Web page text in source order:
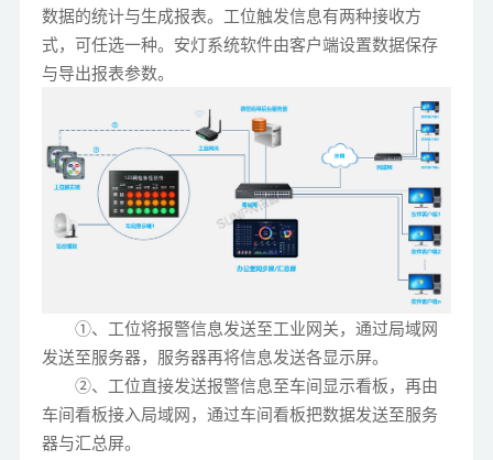
数据的统计与生成报表。工位触发信息有两种接收方
式，可任选一种。安灯系统软件由客户端设置数据保存
与导出报表参数。
①、工位将报警信息发送至工业网关，通过局域网
发送至服务器，服务器再将信息发送各显示屏。
②、工位直接发送报警信息至车间显示看板，再由
车间看板接入局域网，通过车间看板把数据发送至服务
器与汇总屏。